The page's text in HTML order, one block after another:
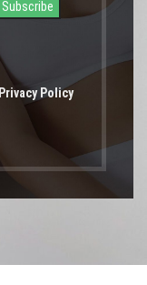
Privacy Policy